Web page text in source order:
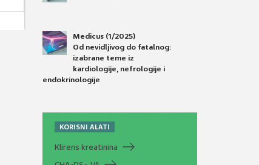
Medicus (1/2025)
Od nevidljivog do fatalnog:
izabrane teme iz
kardiologije, nefrologije i
endokrinologije
KORISNI ALATI
Klirens kreatinina